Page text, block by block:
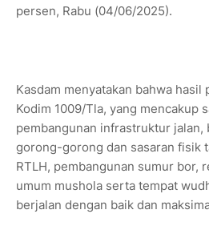
persen, Rabu (04/06/2025).
Kasdam menyatakan bahwa hasil
Kodim 1009/Tla, yang mencakup
pembangunan infrastruktur jalan,
gorong-gorong dan sasaran fisik
RTLH, pembangunan sumur bor,
umum mushola serta tempat
berjalan dengan baik dan